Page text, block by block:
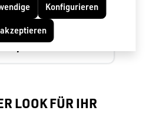
15,20 €*
LOOK FÜR IHR
Konfigurieren